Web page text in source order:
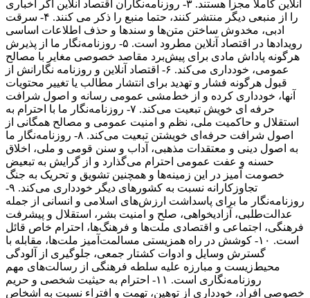
آنلاین کاملا مجزا هستند. ۳- روزنامه‌نگاران اقتصاد آنلاین اگر اخباری
را از منبعی دیگر منتشر کنند، حتما منبع را ذکر می کنند. ۴- سرقت
ادبی، مخدوش ساختن متن‌ها و سندها و حذف اطلاعات اساسی
رویدادها در اقتصاد آنلاین مطرود است. ۵- روزنامه‌نگار ما از پذیرش
هرگونه پاداش مادی برای پیش‌برد مقاصد خصوصی مغایر با مصالح
عمومی، خودداری می‌کند. ۶- اقتصاد آنلاین و روزنامه نگارانش از
قبول هرگونه فشار و تهدید برای انتشار مطالب یا تغییر محتویات
آنها، خودداری کرده و از خط‌مشی عمومی رسانه و اصول شرافت
حرفه ای خویش تبعیت می‌کند. ۷- روزنامه‌نگار ما با احترام به
استقلال و حاکمیت ملی، نظم و امنیت عمومی و مصالح همگانی از
اصول شرافت حرفه‌ای خویشتن تبعیت می‌کند. ۸- روزنامه‌نگار ما
به اصول دینی و معتقدات مذهبی، آداب و سنن قومی و ملی، اخلاق
حسنه و عفت عمومی احترام می‌گذارد و از گرایش به تبعیض
خصومت آمیز در این زمینه‌ها و همچنین تشویق و تحریک به جنگ
تجاوزکارانه نسبت به کشورهای دیگر خودداری می‌کند. ۹-
روزنامه‌نگار ما برای پاسداشت ارزش‌های اسلامی و انسانی از جمله
عدالت‌طلبی، آزادیخواهی، صلح و امنیت بشر، استقلال و پیشرفت
فرهنگی، اجتماعی و اقتصادی ملت‌ها و فرهنگ‌ها، احترام خاص قائل
است. ۱۰- کوشش در راه همزیستی مسالمت‌آمیز ملت‌ها، مقابله با
گسترش وسایل و ادوات کشتار جمعی، جلوگیری از آلودگی
محیط‌زیست و مبارزه علیه سلطه فرهنگی از رسالت‌های مهم
روزنامه‌نگاری است. ۱۱- احترام به حیثیت شخصی و حریم
خصوصی افراد، خودداری از توهین، تهمت و افتراء نسبت به اشخاص